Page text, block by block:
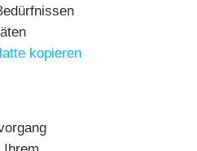
kopieren